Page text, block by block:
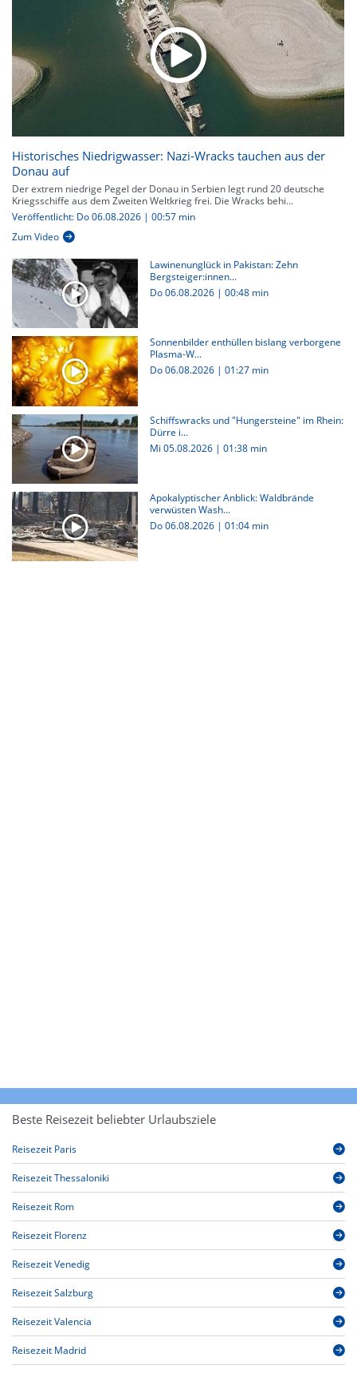
Historisches Niedrigwasser: Nazi-Wracks tauchen aus der
Donau auf
Der extrem niedrige Pegel der Donau in Serbien legt rund 20 deutsche
Kriegsschiffe aus dem Zweiten Weltkrieg frei. Die Wracks behi...
Veröffentlicht: Do 06.08.2026 | 00:57 min
Zum Video
Lawinenunglück in Pakistan: Zehn
Bergsteiger:innen...
Do 06.08.2026 | 00:48 min
Sonnenbilder enthüllen bislang verborgene
Plasma-W...
Do 06.08.2026 | 01:27 min
Schiffswracks und "Hungersteine" im Rhein:
Dürre i...
Mi 05.08.2026 | 01:38 min
Apokalyptischer Anblick: Waldbrände
verwüsten Wash...
Do 06.08.2026 | 01:04 min
Beste Reisezeit beliebter Urlaubsziele
Reisezeit Paris
Reisezeit Thessaloniki
Reisezeit Rom
Reisezeit Florenz
Reisezeit Venedig
Reisezeit Salzburg
Reisezeit Valencia
Reisezeit Madrid